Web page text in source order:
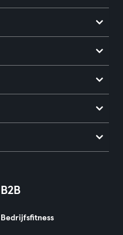
B2B
Bedrijfsfitness